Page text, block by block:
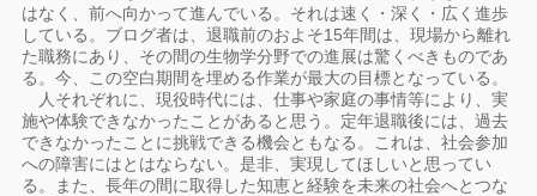
はなく、前へ向かって進んでいる。それは速く・深く・広く進歩
している。ブログ者は、退職前のおよそ15年間は、現場から離れ
た職務にあり、その間の生物学分野での進展は驚くべきものであ
る。今、この空白期間を埋める作業が最大の目標となっている。
人それぞれに、現役時代には、仕事や家庭の事情等により、実
施や体験できなかったことがあると思う。定年退職後には、過去
できなかったことに挑戦できる機会ともなる。これは、社会参加
への障害にはとはならない。是非、実現してほしいと思ってい
る。また、長年の間に取得した知恵と経験を未来の社会へとつな